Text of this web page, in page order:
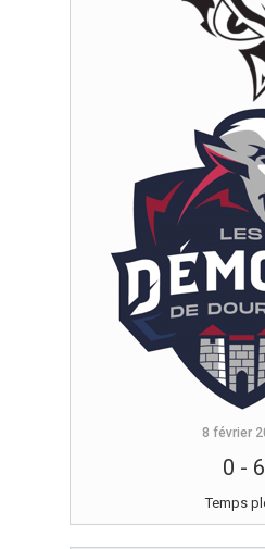
8 février
0 - 6
Temps